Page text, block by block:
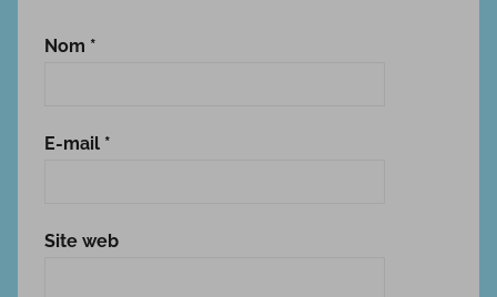
Nom *
E-mail *
Site web